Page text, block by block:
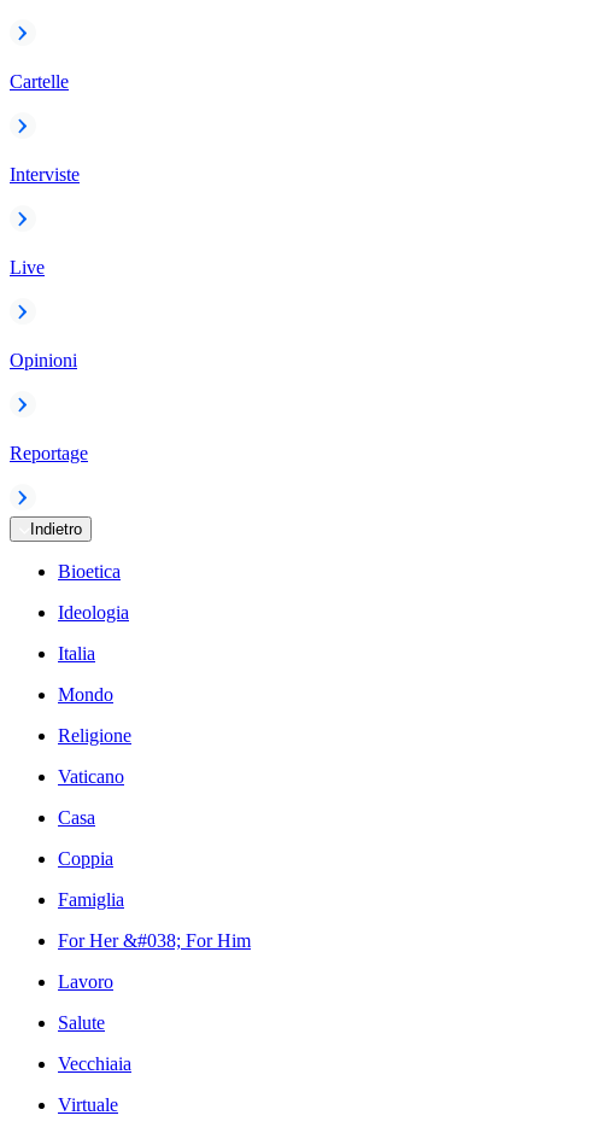
Cartelle
Interviste
Live
Opinioni
Reportage
Indietro
Bioetica
Ideologia
Italia
Mondo
Religione
Vaticano
Casa
Coppia
Famiglia
For Her &#038; For Him
Lavoro
Salute
Vecchiaia
Virtuale